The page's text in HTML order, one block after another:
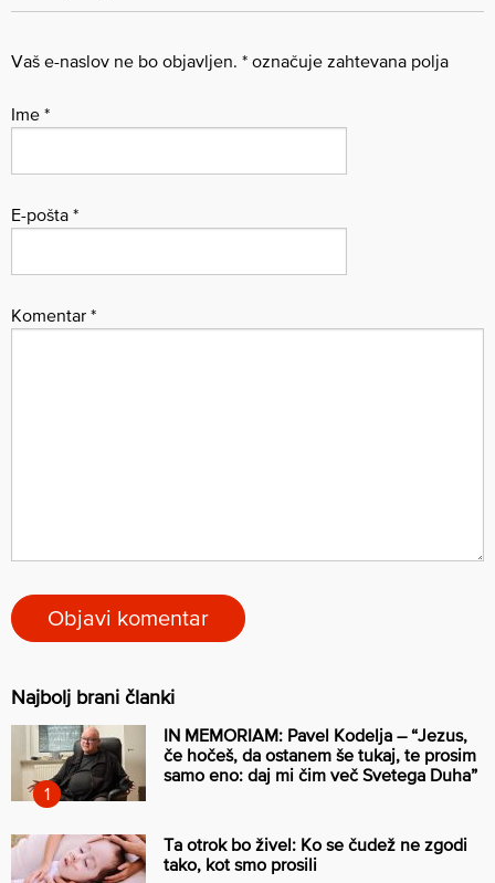
Vaš e-naslov ne bo objavljen. * označuje zahtevana polja
Ime *
E-pošta *
Komentar *
Najbolj brani članki
IN MEMORIAM: Pavel Kodelja – “Jezus,
če hočeš, da ostanem še tukaj, te prosim
samo eno: daj mi čim več Svetega Duha”
Ta otrok bo živel: Ko se čudež ne zgodi
tako, kot smo prosili